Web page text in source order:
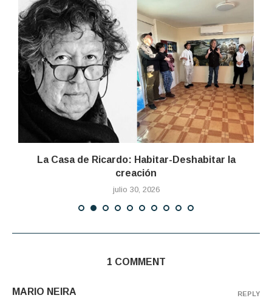
La Casa de Ricardo: Habitar-Deshabitar la
creación
julio 30, 2026
1 COMMENT
MARIO NEIRA REPLY